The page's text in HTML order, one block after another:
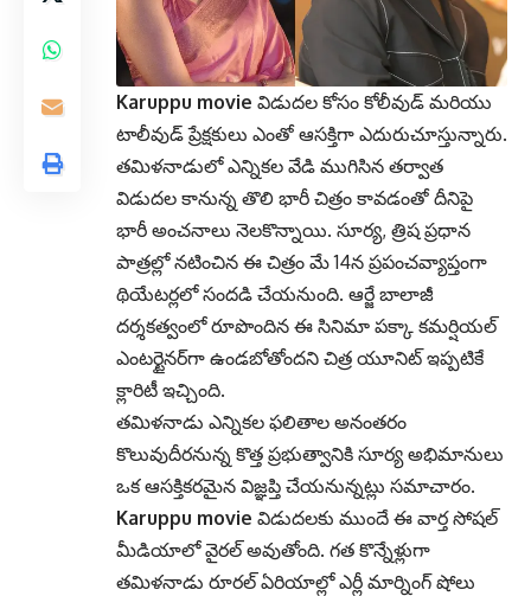
Karuppu movie విడుదల కోసం కోలీవుడ్ మరియు
టాలీవుడ్ ప్రేక్షకులు ఎంతో ఆసక్తిగా ఎదురుచూస్తున్నారు.
తమిళనాడులో ఎన్నికల వేడి ముగిసిన తర్వాత
విడుదల కానున్న తొలి భారీ చిత్రం కావడంతో దీనిపై
భారీ అంచనాలు నెలకొన్నాయి. సూర్య, త్రిష ప్రధాన
పాత్రల్లో నటించిన ఈ చిత్రం మే 14న ప్రపంచవ్యాప్తంగా
థియేటర్లలో సందడి చేయనుంది. ఆర్జే బాలాజీ
దర్శకత్వంలో రూపొందిన ఈ సినిమా పక్కా కమర్షియల్
ఎంటర్టైనర్‌గా ఉండబోతోందని చిత్ర యూనిట్ ఇప్పటికే
క్లారిటీ ఇచ్చింది.
తమిళనాడు ఎన్నికల ఫలితాల అనంతరం
కొలువుదీరనున్న కొత్త ప్రభుత్వానికి సూర్య అభిమానులు
ఒక ఆసక్తికరమైన విజ్ఞప్తి చేయనున్నట్లు సమాచారం.
Karuppu movie విడుదలకు ముందే ఈ వార్త సోషల్
మీడియాలో వైరల్ అవుతోంది. గత కొన్నేళ్లుగా
తమిళనాడు రూరల్ ఏరియాల్లో ఎర్లీ మార్నింగ్ షోలు